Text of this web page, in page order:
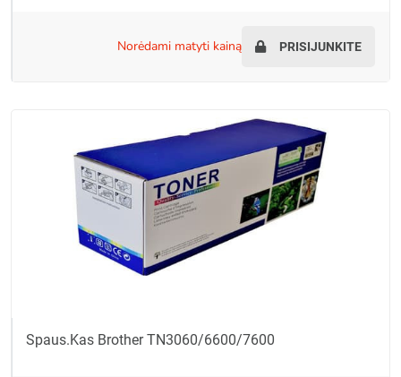
norėdami matyti kainą PRISIJUNKITE
Spaus.kas Brother TN3060/6600/7600